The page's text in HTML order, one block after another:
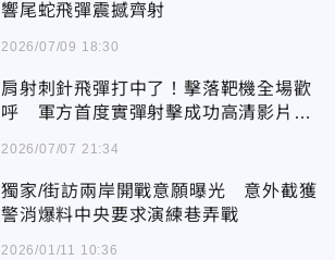
響尾蛇飛彈震撼齊射
2026/07/09 18:30
肩射刺針飛彈打中了！擊落靶機全場歡
呼 軍方首度實彈射擊成功高清影片曝
2026/07/07 21:34
獨家/街訪兩岸開戰意願曝光 意外截獲
警消爆料中央要求演練巷弄戰
2026/01/11 10:36